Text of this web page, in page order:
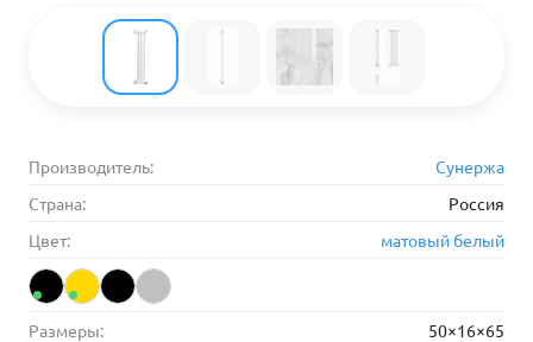
Производитель:
Сунержа
Страна:
Россия
Цвет:
матовый белый
Размеры: 50×16×65